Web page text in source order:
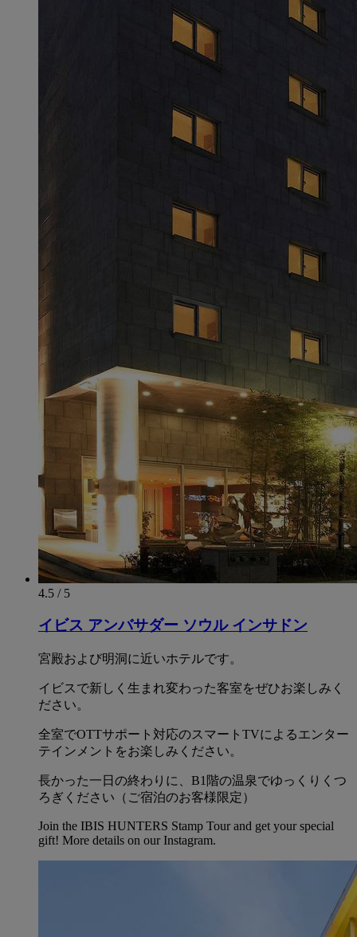
4.5 / 5
イビス アンバサダー ソウル インサドン
宮殿および明洞に近いホテルです。
イビスで新しく生まれ変わった客室をぜひお楽しみく
ださい。
全室でOTTサポート対応のスマートTVによるエンター
テインメントをお楽しみください。
長かった一日の終わりに、B1階の温泉でゆっくりくつ
ろぎください（ご宿泊のお客様限定）
Join the IBIS HUNTERS Stamp Tour and get your special
gift! More details on our Instagram.